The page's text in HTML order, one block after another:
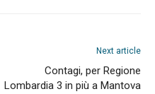
Next article
Contagi, per Regione
Lombardia 3 in più a Mantova